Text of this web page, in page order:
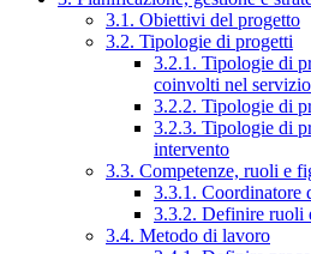
3.1. Obiettivi del progetto
3.2. Tipologie di progetti
3.2.1. Tipologie di
coinvolti nel servizio
3.2.2. Tipologie di
3.2.3. Tipologie di
intervento
3.3. Competenze, ruoli e
3.3.1. Coordinatore
3.3.2. Definire ruoli
3.4. Metodo di lavoro